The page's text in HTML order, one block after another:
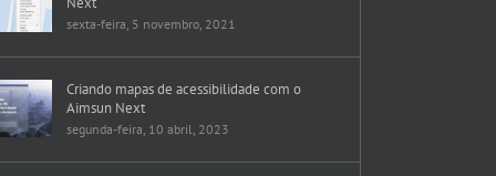
sexta-feira, 5 novembro, 2021
Criando mapas de acessibilidade com o
Aimsun Next
segunda-feira, 10 abril, 2023